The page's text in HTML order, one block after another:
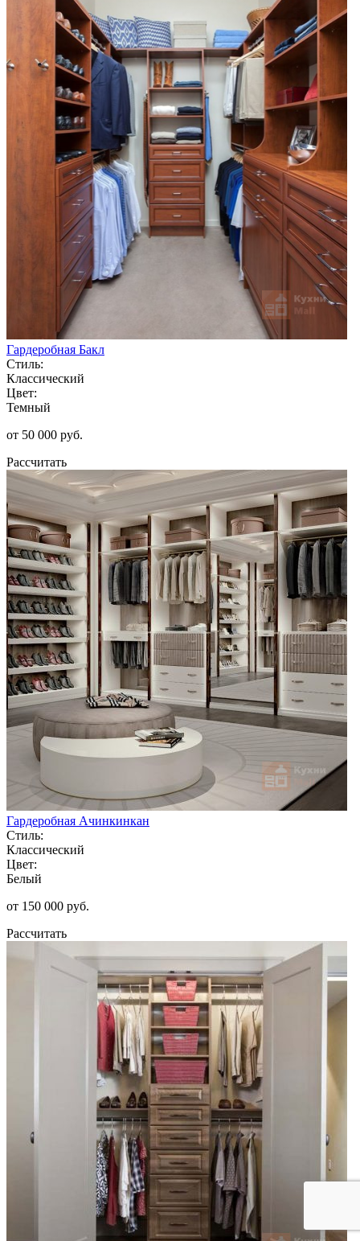
Гардеробная Бакл
Стиль:
Классический
Цвет:
Темный
от 50 000 руб.
Рассчитать
Гардеробная Ачинкинкан
Стиль:
Классический
Цвет:
Белый
от 150 000 руб.
Рассчитать